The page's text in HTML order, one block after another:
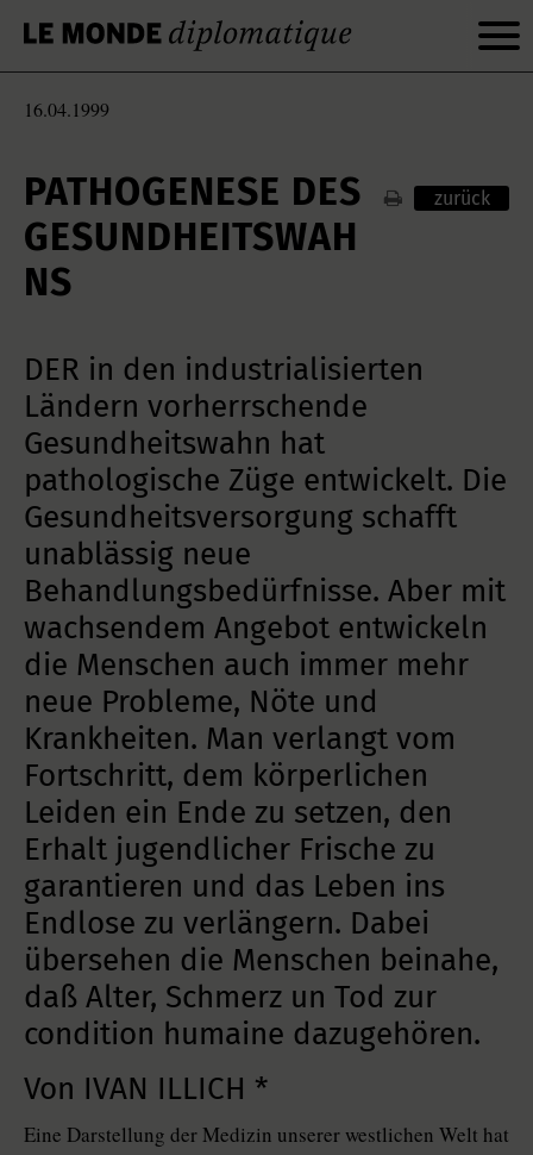
16.04.1999
PATHOGENESE DES
GESUNDHEITSWAH
NS
zurück
DER in den industrialisierten
Ländern vorherrschende
Gesundheitswahn hat
pathologische Züge entwickelt. Die
Gesundheitsversorgung schafft
unablässig neue
Behandlungsbedürfnisse. Aber mit
wachsendem Angebot entwickeln
die Menschen auch immer mehr
neue Probleme, Nöte und
Krankheiten. Man verlangt vom
Fortschritt, dem körperlichen
Leiden ein Ende zu setzen, den
Erhalt jugendlicher Frische zu
garantieren und das Leben ins
Endlose zu verlängern. Dabei
übersehen die Menschen beinahe,
daß Alter, Schmerz un Tod zur
condition humaine dazugehören.
Von IVAN ILLICH *
Eine Darstellung der Medizin unserer westlichen Welt hat